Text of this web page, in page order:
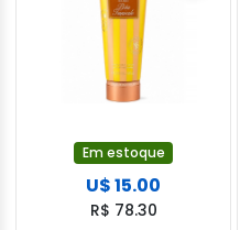
Em estoque
U$ 15.00
R$ 78.30